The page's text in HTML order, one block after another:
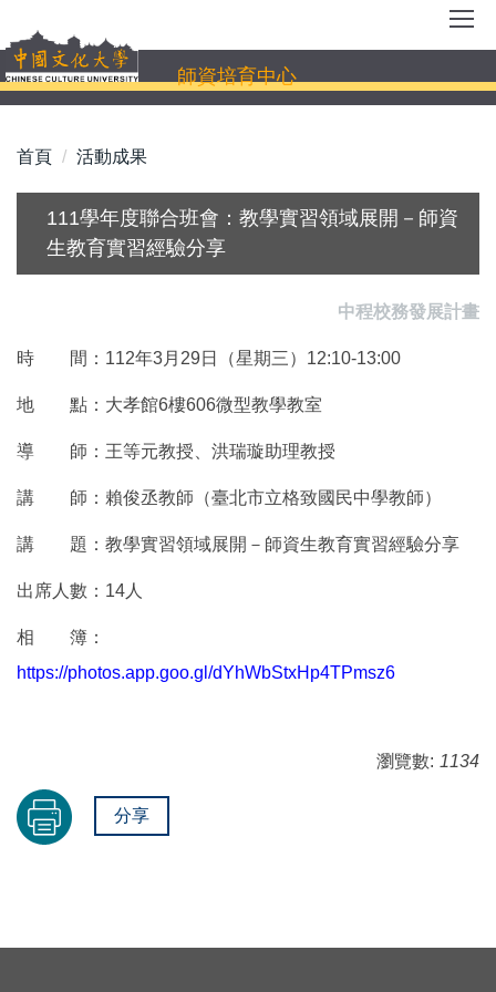
到
主
要
容
師資培育中心
首頁 活動成果
111學年度聯合班會：教學實習領域展開－師資
生教育實習經驗分享
中程校務發展計畫
時 間：112年3月29日（星期三）12:10-13:00
地 點：大孝館6樓606微型教學教室
導 師：王等元教授、洪瑞璇助理教授
講 師：賴俊丞教師（臺北市立格致國民中學教師）
講 題：教學實習領域展開－師資生教育實習經驗分享
出席人數：14人
相 簿：
https://photos.app.goo.gl/dYhWbStxHp4TPmsz6
瀏覽數: 1134
分享